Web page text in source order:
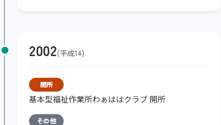
2002 平成14
開所
基本型福祉作業所わぁははクラブ 開所
その他